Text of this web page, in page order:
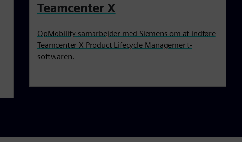
Teamcenter X
OpMobility samarbejder med Siemens om at indføre
Teamcenter X Product Lifecycle Management-
softwaren.